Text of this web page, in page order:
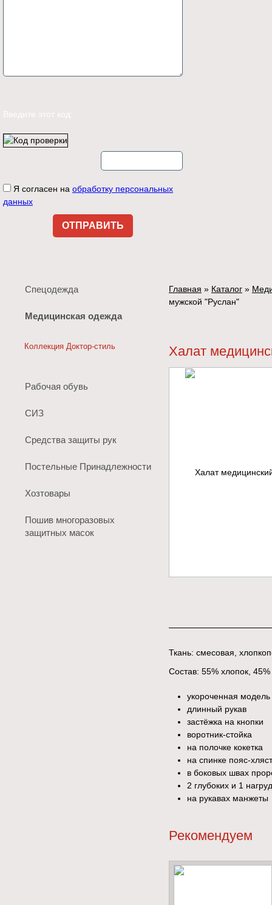
Введите этот код:
Я согласен на обработку персональных
данных
Спецодежда
Медицинская одежда
Коллекция Доктор-стиль
Рабочая обувь
СИЗ
Средства защиты рук
Постельные Принадлежности
Хозтовары
Пошив многоразовых
защитных масок
Главная » Каталог »
мужской "Руслан"
Халат
Ткань: смесовая,
Состав: 55% хлопок,
укороченная модель
длинный рукав
застёжка на кнопки
воротник-стойка
на полочке кокетка
на спинке пояс-
в боковых швах
2 глубоких и 1
на рукавах манжеты
Рекомендуем